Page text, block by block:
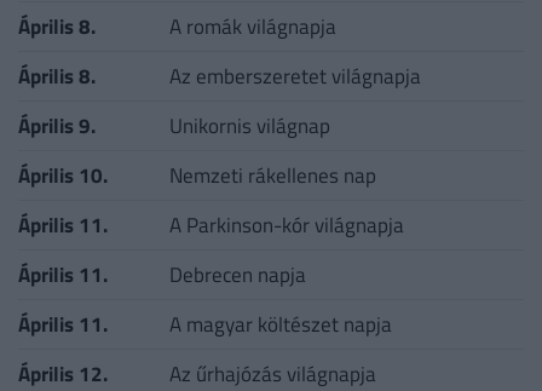
Április 8.
A romák világnapja
Április 8.
Az emberszeretet világnapja
Április 9.
Unikornis világnap
Április 10.
Nemzeti rákellenes nap
Április 11.
A Parkinson-kór világnapja
Április 11.
Debrecen napja
Április 11.
A magyar költészet napja
Április 12.
Az űrhajózás világnapja